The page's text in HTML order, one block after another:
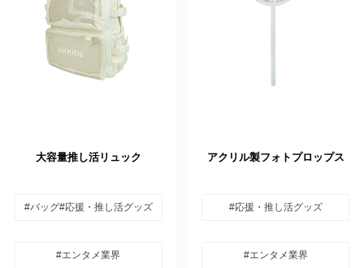
大容量推し活リュック
#バッグ#応援・推し活グッズ
#エンタメ業界
アクリル製フォトプロップス
#応援・推し活グッズ
#エンタメ業界